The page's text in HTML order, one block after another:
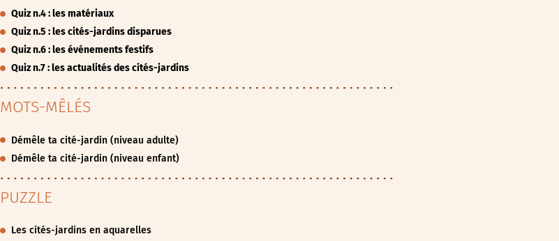
Quiz n.4 : les matériaux
Quiz n.5 : les cités-jardins disparues
Quiz n.6 : les événements festifs
Quiz n.7 : les actualités des cités-jardins
MOTS-MÊLÉS
Démêle ta cité-jardin (niveau adulte)
Démêle ta cité-jardin (niveau enfant)
PUZZLE
Les cités-jardins en aquarelles